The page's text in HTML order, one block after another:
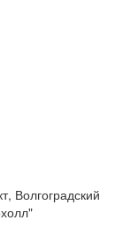
Волгоградский